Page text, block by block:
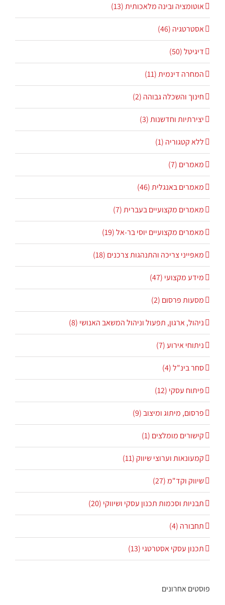
אוטומציה ובינה מלאכותית (13)
אסטרטגיה (46)
דיגיטל (50)
המחרה דינמית (11)
חינוך והשכלה גבוהה (2)
יצירתיות וחדשנות (3)
ללא קטגוריה (1)
מאמרים (7)
מאמרים באנגלית (46)
מאמרים מקצועיים בעברית (7)
מאמרים מקצועיים יוסי בר-אל (19)
מאפייני צריכה והתנהגות צרכנים (18)
מידע מקצועי (47)
מסעות פרסום (2)
ניהול, ארגון, תפעול וניהול המשאב האנושי (8)
ניתוחי אירוע (7)
סחר בינ"ל (4)
פיתוח עסקי (12)
פרסום, מיתוג ומיצוב (9)
קישורים מומלצים (1)
קמעונאות וערוצי שיווק (11)
שיווק וקד"מ (27)
תבניות וסכמות תכנון עסקי ושיווקי (20)
תחבורה (4)
תכנון עסקי אסטרטגי (13)
פוסטים אחרונים